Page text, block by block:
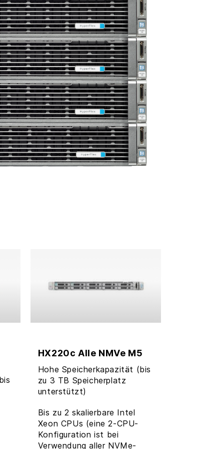
HX220c Alle NMVe M5
Hohe Speicherkapazität (bis
zu 3 TB Speicherplatz
unterstützt)
Bis zu 2 skalierbare Intel
Xeon CPUs (eine 2-CPU-
Konfiguration ist bei
Verwendung aller NVMe-